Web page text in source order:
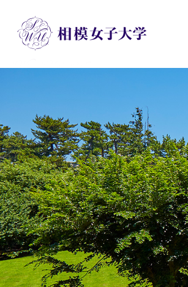
ル
ナ
ビ
ゲ
ー
シ
ョ
ン
へ
ナ
ビ
ゲ
ー
シ
ョ
ン
へ
へ